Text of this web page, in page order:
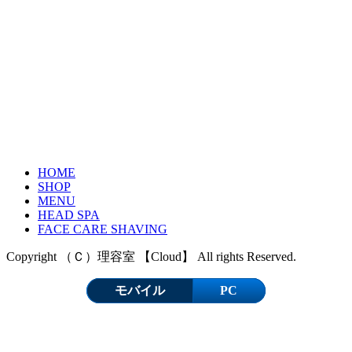
HOME
SHOP
MENU
HEAD SPA
FACE CARE SHAVING
Copyright （Ｃ）理容室 【Cloud】 All rights Reserved.
モバイル PC